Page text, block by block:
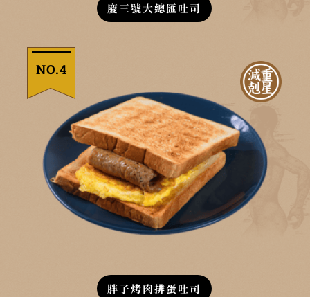
慶三號大總匯吐司
NO.4
胖子烤肉排蛋吐司